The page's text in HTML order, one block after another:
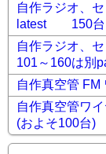
自作ラジ
latest 150台
自作ラジオ、
101～160は別
自作真空管
自作真空管ワ
(およそ100台)